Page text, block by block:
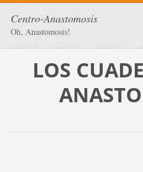
Centro-Anastomosis
Oh, Anastomosis!
LOS